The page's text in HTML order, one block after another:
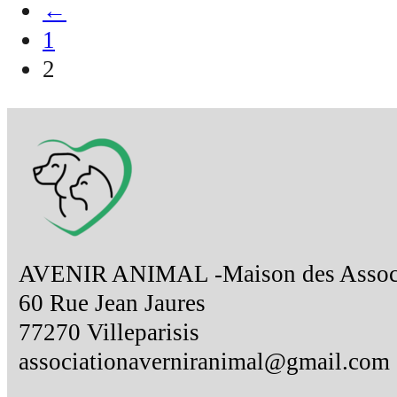
←
1
2
AVENIR ANIMAL -Maison des
60 Rue Jean Jaures
77270 Villeparisis
associationaverniranimal@gmail.com